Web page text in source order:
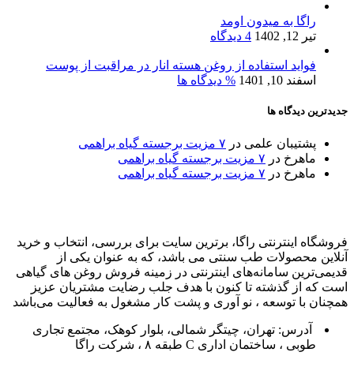
راگا به میدون اومد
تیر 12, 1402
4 دیدگاه
فواید استفاده از روغن هسته انار در مراقبت از پوست
اسفند 10, 1401
% دیدگاه ها
جدیدترین دیدگاه ها
پشتیبان علمی در ۷ مزیت برجسته گیاه براهمی
ماهرخ در ۷ مزیت برجسته گیاه براهمی
ماهرخ در ۷ مزیت برجسته گیاه براهمی
فروشگاه اینترنتی راگا، برترین سایت برای بررسی، انتخاب و خرید
آنلاین محصولات طب سنتی می باشد، که به عنوان یکی از
قدیمی‌ترین سامانه‌های اینترنتی در زمینه فروش روغن های گیاهی
است که از گذشته تا کنون با هدف جلب رضایت مشتریان عزیز
همچنان با توسعه ، نو آوری و پشت کار مشغول به فعالیت می‌باشد
آدرس: تهران، چیتگر شمالی، بلوار کوهک، مجتمع تجاری
طوبی ، ساختمان اداری C طبقه ۸ ، شرکت راگا